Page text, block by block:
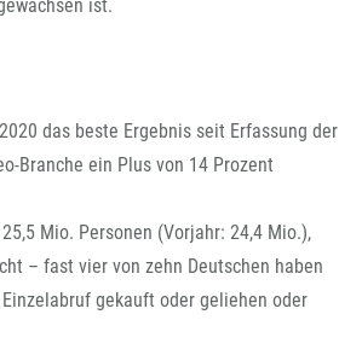
ist.
2020 das beste Ergebnis seit Erfassung der
Branche ein Plus von 14 Prozent
Mio. Personen (Vorjahr: 24,4 Mio.),
– fast vier von zehn Deutschen haben
gekauft oder geliehen oder